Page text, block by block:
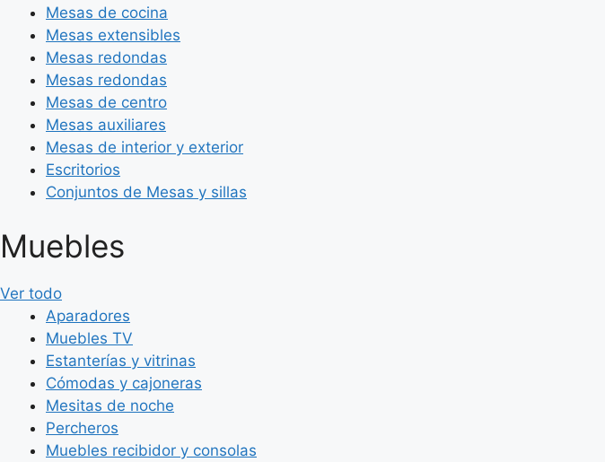
Mesas de cocina
Mesas extensibles
Mesas redondas
Mesas redondas
Mesas de centro
Mesas auxiliares
Mesas de interior y exterior
Escritorios
Conjuntos de Mesas y sillas
Muebles
Ver todo
Aparadores
Muebles TV
Estanterías y vitrinas
Cómodas y cajoneras
Mesitas de noche
Percheros
Muebles recibidor y consolas